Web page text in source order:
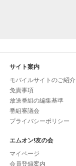
サイト案内
モバイルサイトのご紹介
免責事項
放送番組の編集基準
番組審議会
プライバシーポリシー
エムオン!友の会
マイページ
会員登録案内